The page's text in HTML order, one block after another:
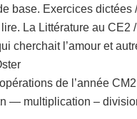
base. Exercices dictées
La Littérature au CE2
cherchait l’amour et
de l’année
— multiplication –